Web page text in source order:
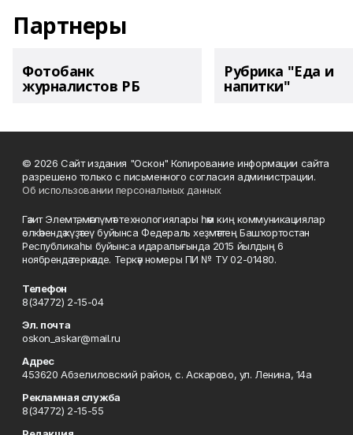
Партнеры
Фотобанк
журналистов РБ
Рубрика "Еда и
напитки"
© 2026 Сайт издания "Оскон" Копирование информации сайта
разрешено только с письменного согласия администрации.
Об использовании персональных данных
Гәзит Элемтә, мәғлүмәт технологиялары һәм киң коммуникациялар
өлкәһендә күҙәтеү буйынса Федераль хеҙмәттең Башҡортостан
Республикаһы буйынса идаралығында 2015 йылдың 6
ноябрендә теркәлде. Теркәү номеры ПИ № ТУ 02-01480.
Телефон
8(34772) 2-15-04
Эл. почта
oskon_askar@mail.ru
Адрес
453620 Абзелиловский район, с. Аскарово, ул. Ленина, 14а
Рекламная служба
8(34772) 2-15-55